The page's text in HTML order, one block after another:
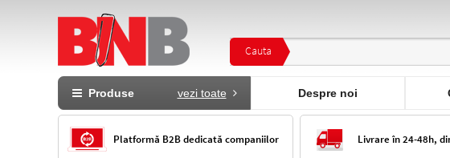
Cauta
Produse vezi toate Despre noi
Platformă B2B dedicată companiilor Livrare în 24-48h,